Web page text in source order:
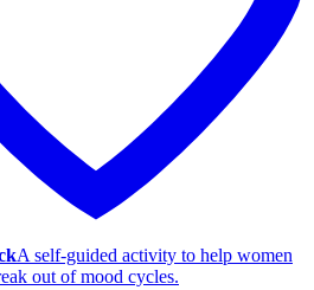
A self-guided activity to help women
out of mood cycles.